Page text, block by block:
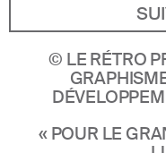
© LE RÉTRO
« POUR LE